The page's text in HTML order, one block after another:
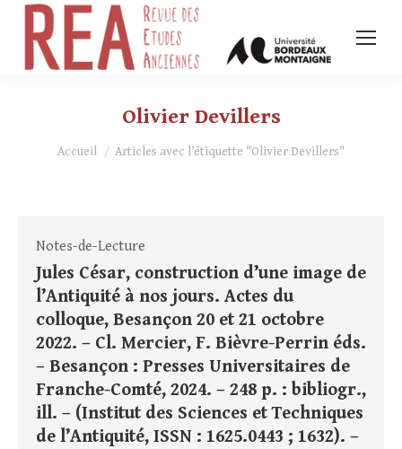
Olivier Devillers
Vous êtes ici :
Accueil Articles avec l’étiquette "Olivier Devillers"
Notes-de-Lecture
Jules César, construction d’une image de
l’Antiquité à nos jours. Actes du
colloque, Besançon 20 et 21 octobre
2022. – Cl. Mercier, F. Bièvre-Perrin éds.
– Besançon : Presses Universitaires de
Franche-Comté, 2024. – 248 p. : bibliogr.,
ill. – (Institut des Sciences et Techniques
de l’Antiquité, ISSN : 1625.0443 ; 1632). –